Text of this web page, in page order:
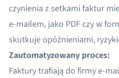
czynienia z setkami faktur
e-mailem, jako PDF czy w
skutkuje opóźnieniami,
Zautomatyzowany proces:
Faktury trafiają do firmy e-